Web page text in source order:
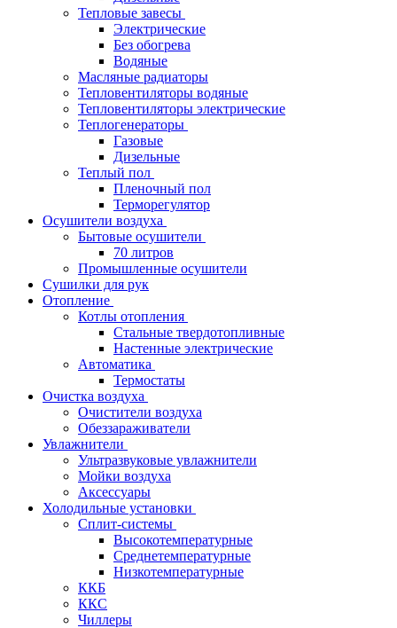
Тепловые завесы
Электрические
Без обогрева
Водяные
Масляные радиаторы
Тепловентиляторы водяные
Тепловентиляторы электрические
Теплогенераторы
Газовые
Дизельные
Теплый пол
Пленочный пол
Терморегулятор
Осушители воздуха
Бытовые осушители
70 литров
Промышленные осушители
Сушилки для рук
Отопление
Котлы отопления
Стальные твердотопливные
Настенные электрические
Автоматика
Термостаты
Очистка воздуха
Очистители воздуха
Обеззараживатели
Увлажнители
Ультразвуковые увлажнители
Мойки воздуха
Аксессуары
Холодильные установки
Сплит-системы
Высокотемпературные
Среднетемпературные
Низкотемпературные
ККБ
ККС
Чиллеры